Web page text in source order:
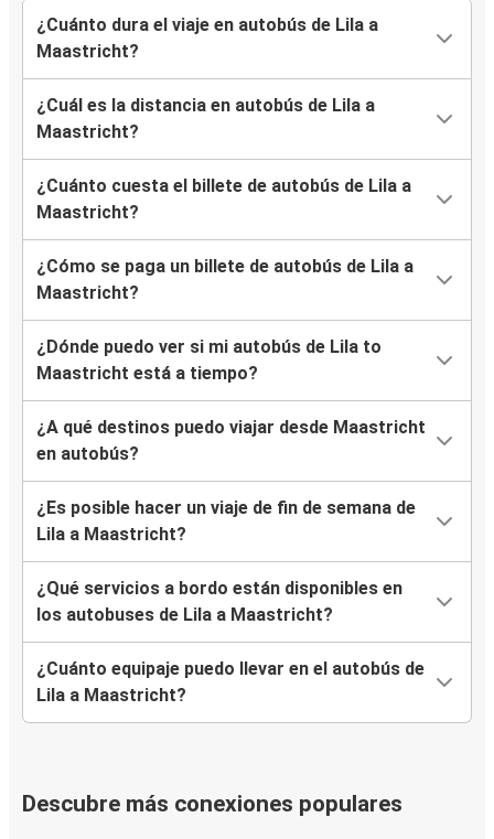
¿Cuánto dura el viaje en autobús de Lila a
Maastricht?
¿Cuál es la distancia en autobús de Lila a
Maastricht?
¿Cuánto cuesta el billete de autobús de Lila a
Maastricht?
¿Cómo se paga un billete de autobús de Lila a
Maastricht?
¿Dónde puedo ver si mi autobús de Lila to
Maastricht está a tiempo?
¿A qué destinos puedo viajar desde Maastricht
en autobús?
¿Es posible hacer un viaje de fin de semana de
Lila a Maastricht?
¿Qué servicios a bordo están disponibles en
los autobuses de Lila a Maastricht?
¿Cuánto equipaje puedo llevar en el autobús de
Lila a Maastricht?
Descubre más conexiones populares